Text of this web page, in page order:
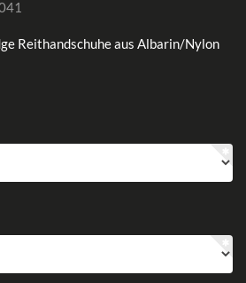
Reithandschuhe aus Albarin/Nylon